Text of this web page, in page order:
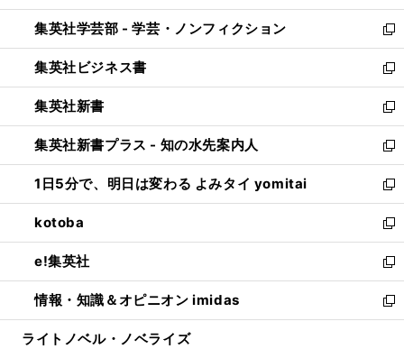
開
く
ウ
で
開
く
ン
ド
ウ
で
開
く
ウ
ィ
ン
ド
ウ
で
開
く
集英社学芸部 - 学芸・ノンフィクション
新
し
い
ウ
ィ
ン
ド
ウ
で
開
く
集英社ビジネス書
新
し
い
ウ
ィ
ン
ド
ウ
で
開
く
集英社新書
新
し
い
ウ
ィ
ン
ド
ウ
で
開
く
集英社新書プラス - 知の水先案内人
新
し
い
ウ
ィ
ン
ド
ウ
で
開
1日5分で、明日は変わる よみタイ yomitai
新
し
い
ウ
ィ
ン
ド
ウ
kotoba
新
し
い
ウ
ィ
ン
e!集英社
新
し
い
ウ
情報・知識＆オピニオン imidas
新
し
ライトノベル・ノベライズ